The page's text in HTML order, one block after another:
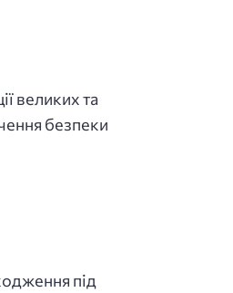
великих та
безпеки
під